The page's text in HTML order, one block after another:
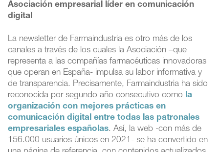
Asociación empresarial líder en comunicación
digital
La newsletter de Farmaindustria es otro más de los
canales a través de los cuales la Asociación –que
representa a las compañías farmacéuticas innovadoras
que operan en España- impulsa su labor informativa y
de transparencia. Precisamente, Farmaindustria ha sido
reconocida por segundo año consecutivo como la
organización con mejores prácticas en
comunicación digital entre todas las patronales
empresariales españolas. Así, la web -con más de
156.000 usuarios únicos en 2021- se ha convertido en